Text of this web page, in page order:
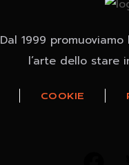
Dal 1999
l’arte dello stare
COOKIE